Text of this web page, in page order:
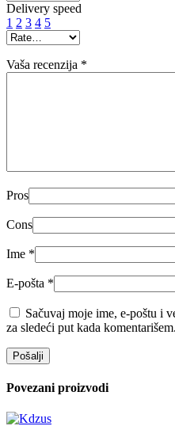
Delivery speed
1 2 3 4 5
Vaša recenzija *
Pros
Cons
Ime *
E-pošta *
Sačuvaj moje ime, e-poštu i
za sledeći put kada komentarišem.
Povezani proizvodi